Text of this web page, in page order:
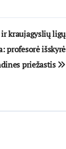
kraujagyslių ligų
profesorė išskyrė
priežastis